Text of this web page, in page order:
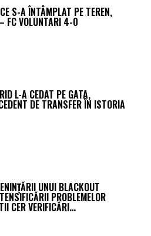
S-A ÎNTÂMPLAT PE TEREN,
FC VOLUNTARI 4-0
L-A CEDAT PE GATA,
DE TRANSFER ÎN ISTORIA
UNUI BLACKOUT
PROBLEMELOR
CER VERIFICĂRI…